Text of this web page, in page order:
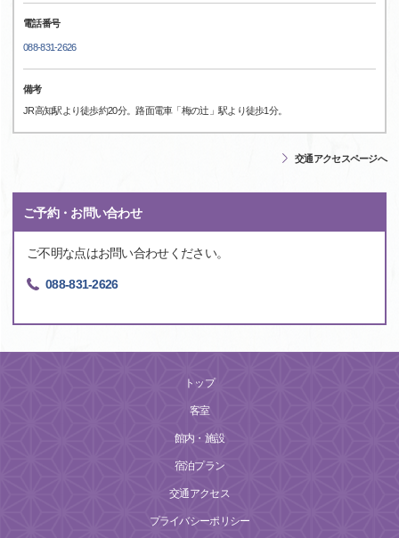
電話番号
088-831-2626
備考
JR高知駅より徒歩約20分。路面電車「梅の辻」駅より徒歩1分。
交通アクセスページへ
ご予約・お問い合わせ
ご不明な点はお問い合わせください。
088-831-2626
トップ
客室
館内・施設
宿泊プラン
交通アクセス
プライバシーポリシー